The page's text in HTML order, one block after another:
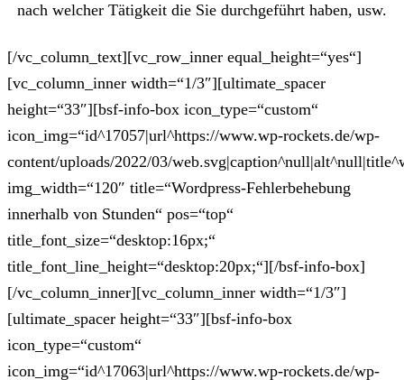
nach welcher Tätigkeit die Sie durchgeführt haben, usw.
[/vc_column_text][vc_row_inner equal_height=“yes“]
[vc_column_inner width=“1/3″][ultimate_spacer
height=“33″][bsf-info-box icon_type=“custom“
icon_img=“id^17057|url^https://www.wp-rockets.de/wp-
content/uploads/2022/03/
img_width=“120″ title=“Wordpress-Fehlerbehebung
innerhalb von Stunden“ pos=“top“
title_font_size=“desktop:16px;“
title_font_line_height=“desktop:20px;“][/bsf-info-box]
[/vc_column_inner][vc_column_inner width=“1/3″]
[ultimate_spacer height=“33″][bsf-info-box
icon_type=“custom“
icon_img=“id^17063|url^https://www.wp-rockets.de/wp-